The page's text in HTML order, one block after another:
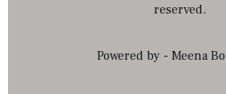
reserved.
Powered by - Meena